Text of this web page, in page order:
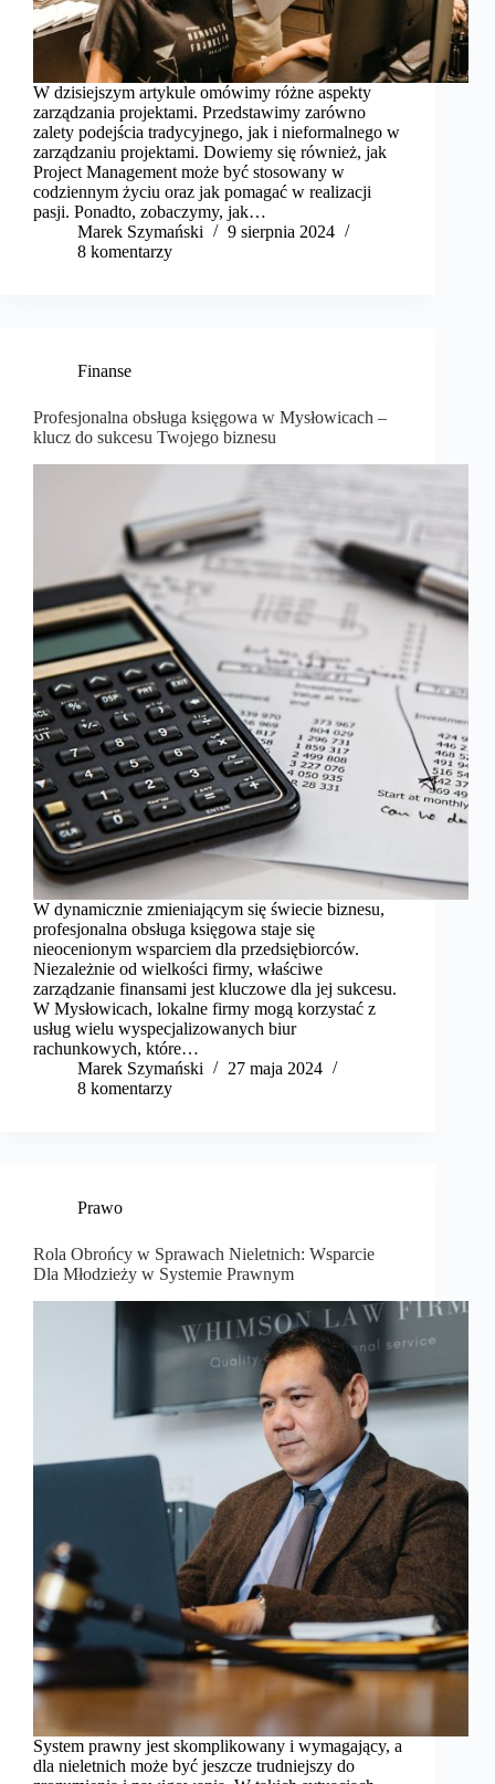
W dzisiejszym artykule omówimy różne aspekty
zarządzania projektami. Przedstawimy zarówno
zalety podejścia tradycyjnego, jak i nieformalnego w
zarządzaniu projektami. Dowiemy się również, jak
Project Management może być stosowany w
codziennym życiu oraz jak pomagać w realizacji
pasji. Ponadto, zobaczymy, jak…
Marek Szymański​
9 sierpnia 2024
8 komentarzy
Finanse
Profesjonalna obsługa księgowa w Mysłowicach –
klucz do sukcesu Twojego biznesu
W dynamicznie zmieniającym się świecie biznesu,
profesjonalna obsługa księgowa staje się
nieocenionym wsparciem dla przedsiębiorców.
Niezależnie od wielkości firmy, właściwe
zarządzanie finansami jest kluczowe dla jej sukcesu.
W Mysłowicach, lokalne firmy mogą korzystać z
usług wielu wyspecjalizowanych biur
rachunkowych, które…
Marek Szymański​
27 maja 2024
8 komentarzy
Prawo
Rola Obrońcy w Sprawach Nieletnich: Wsparcie
Dla Młodzieży w Systemie Prawnym
System prawny jest skomplikowany i wymagający, a
dla nieletnich może być jeszcze trudniejszy do